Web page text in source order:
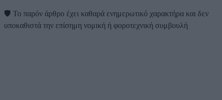
🛡️ Το παρόν άρθρο έχει καθαρά ενημερωτικό χαρακτήρα και δεν
υποκαθιστά την επίσημη νομική ή φοροτεχνική συμβουλή